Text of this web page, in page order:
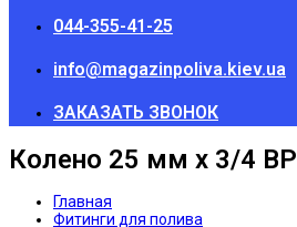
044-355-41-25
info@magazinpoliva.kiev.ua
ЗАКАЗАТЬ ЗВОНОК
Колено 25 мм х 3/4 ВР
Главная
Фитинги для полива